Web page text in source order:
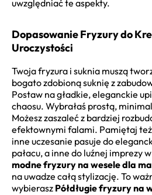
uwzględniać te aspekty.
Dopasowanie Fryzury do
Uroczystości
Twoja fryzura i suknia muszą
bogato zdobioną suknię z
Postaw na gładkie, eleganckie
chaosu. Wybrałaś prostą,
Możesz zaszaleć z bardziej
efektownymi falami. Pamiętaj
inne uczesanie pasuje do
pałacu, a inne do luźnej imprezy
modne fryzury na wesele dla
na uwadze całą stylizację. To
wybierasz Półdługie fryzury na